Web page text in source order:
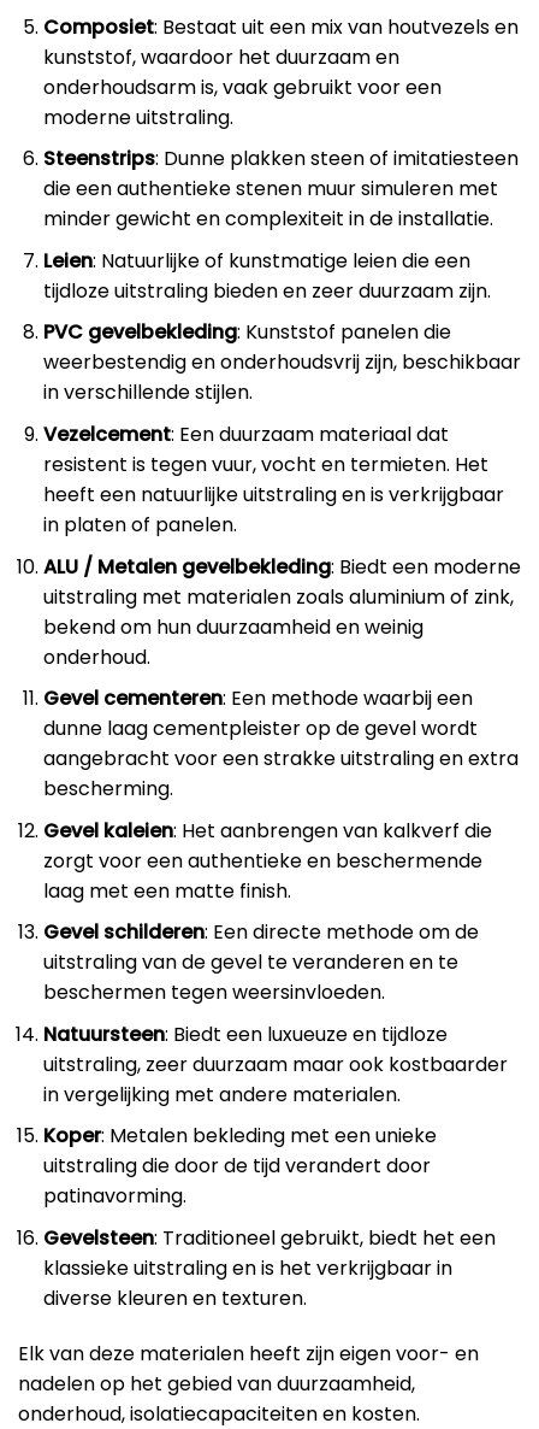
Composiet: Bestaat uit een mix van houtvezels en
kunststof, waardoor het duurzaam en
onderhoudsarm is, vaak gebruikt voor een
moderne uitstraling.
Steenstrips: Dunne plakken steen of imitatiesteen
die een authentieke stenen muur simuleren met
minder gewicht en complexiteit in de installatie.
Leien: Natuurlijke of kunstmatige leien die een
tijdloze uitstraling bieden en zeer duurzaam zijn.
PVC gevelbekleding: Kunststof panelen die
weerbestendig en onderhoudsvrij zijn, beschikbaar
in verschillende stijlen.
Vezelcement: Een duurzaam materiaal dat
resistent is tegen vuur, vocht en termieten. Het
heeft een natuurlijke uitstraling en is verkrijgbaar
in platen of panelen.
ALU / Metalen gevelbekleding: Biedt een moderne
uitstraling met materialen zoals aluminium of zink,
bekend om hun duurzaamheid en weinig
onderhoud.
Gevel cementeren: Een methode waarbij een
dunne laag cementpleister op de gevel wordt
aangebracht voor een strakke uitstraling en extra
bescherming.
Gevel kaleien: Het aanbrengen van kalkverf die
zorgt voor een authentieke en beschermende
laag met een matte finish.
Gevel schilderen: Een directe methode om de
uitstraling van de gevel te veranderen en te
beschermen tegen weersinvloeden.
Natuursteen: Biedt een luxueuze en tijdloze
uitstraling, zeer duurzaam maar ook kostbaarder
in vergelijking met andere materialen.
Koper: Metalen bekleding met een unieke
uitstraling die door de tijd verandert door
patinavorming.
Gevelsteen: Traditioneel gebruikt, biedt het een
klassieke uitstraling en is het verkrijgbaar in
diverse kleuren en texturen.
Elk van deze materialen heeft zijn eigen voor- en
nadelen op het gebied van duurzaamheid,
onderhoud, isolatiecapaciteiten en kosten.